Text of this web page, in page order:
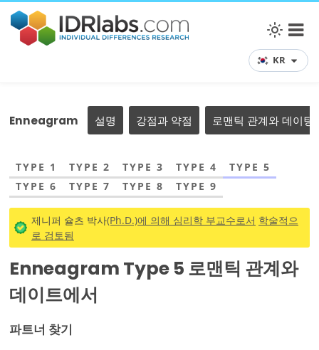
KR
Enneagram 설명 강점과 약점 로맨틱 관계와 데이팅
TYPE 1 TYPE 2 TYPE 3 TYPE 4
TYPE 5
TYPE 6
TYPE 7 TYPE 8 TYPE 9
제니퍼 슐츠 박사(Ph.D.)에 의해 심리학 부교수로서 학술적으
로 검토됨
Enneagram Type 5 로맨틱 관계와
데이트에서
파트너 찾기